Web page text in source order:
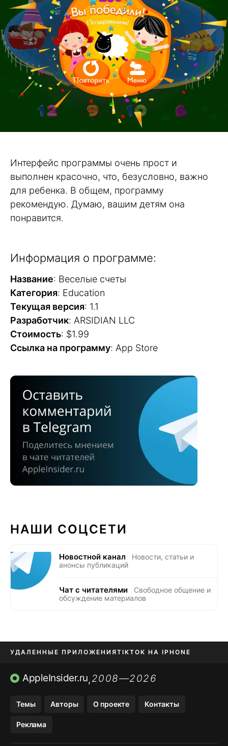
Интерфейс программы очень прост и
выполнен красочно, что, безусловно, важно
для ребенка. В общем, программу
рекомендую. Думаю, вашим детям она
понравится.
Информация о программе:
Название: Веселые счеты
Категория: Education
Текущая версия: 1.1
Разработчик: ARSIDIAN LLC
Стоимость: $1.99
Cсылка на программу: App Store
НАШИ СОЦСЕТИ
Новостной канал
Новости, статьи и
анонсы публикаций
Чат с читателями
Свободное общение и
обсуждение материалов
УДАЛЕННЫЕ ПРИЛОЖЕНИЯTIKTOK НА IPHONE
ПРИЛОЖЕНИЯ БЕЗ APP STORE
AppleInsider.ru,2008—2026
Темы Авторы О проекте Контакты
Реклама